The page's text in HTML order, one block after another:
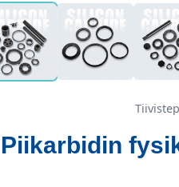
Piikarbidin